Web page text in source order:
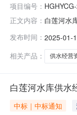
项目编号：
正文内容： 白莲河水
结果2、
发布时间： 2025-01-
相关产品：
供水经营
白莲河水库供水
中标｜中标通知